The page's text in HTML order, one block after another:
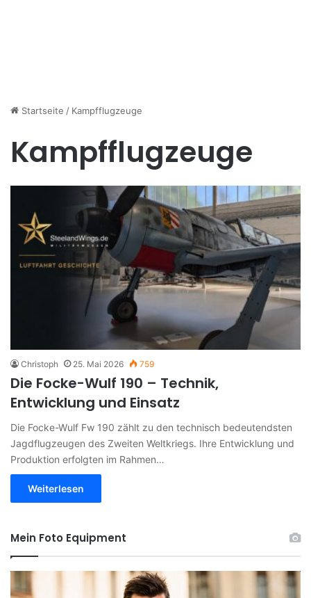
Startseite / Kampfflugzeuge
Kampfflugzeuge
Christoph 25. Mai 2026 759
Die Focke-Wulf 190 – Technik,
Entwicklung und Einsatz
Die Focke-Wulf Fw 190 zählt zu den technisch bedeutendsten
Jagdflugzeugen des Zweiten Weltkriegs. Ihre Entwicklung und
Produktion erfolgten im Rahmen…
Weiterlesen
Mein Foto Equipment